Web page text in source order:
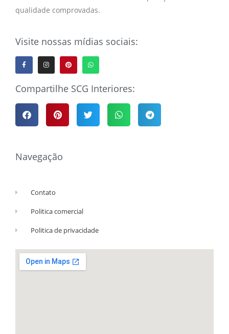
qualidade comprovadas.
Visite nossas mídias sociais:
Compartilhe SCG Interiores:
Navegação
Contato
Politica comercial
Politica de privacidade